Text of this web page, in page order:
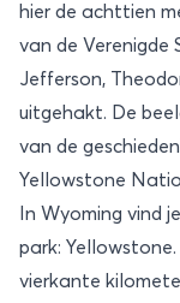
hier de achttien
van de Verenigde
Jefferson,
uitgehakt. De
van de
Yellowstone
In Wyoming vind
park: Yellowstone
vierkante